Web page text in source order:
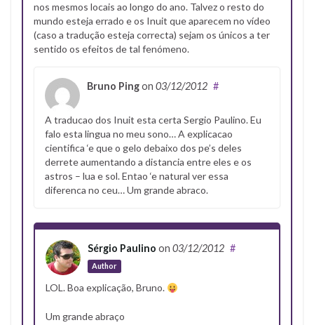
nos mesmos locais ao longo do ano. Talvez o resto do
mundo esteja errado e os Inuit que aparecem no vídeo
(caso a tradução esteja correcta) sejam os únicos a ter
sentido os efeitos de tal fenómeno.
Bruno Pingon 03/12/2012 #
A traducao dos Inuit esta certa Sergio Paulino. Eu
falo esta lingua no meu sono… A explicacao
cientifica ‘e que o gelo debaixo dos pe’s deles
derrete aumentando a distancia entre eles e os
astros – lua e sol. Entao ‘e natural ver essa
diferenca no ceu… Um grande abraco.
Sérgio Paulino on 03/12/2012
Author
#
LOL. Boa explicação, Bruno.
Um grande abraço